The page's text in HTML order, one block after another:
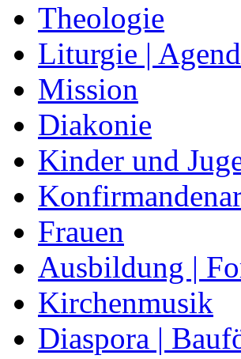
Theologie
Liturgie |
Mission
Diakonie
Kinder und
Frauen
Ausbildung |
Kirchenmusik
Diaspora |